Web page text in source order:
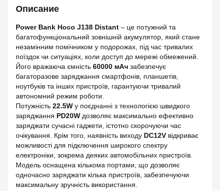
Описание
Power Bank Hoco J138 Distant – це потужний та
багатофункціональний зовнішній акумулятор, який стане
незамінним помічником у подорожах, під час тривалих
поїздок чи ситуаціях, коли доступ до мережі обмежений.
Його вражаюча ємність 60000 мАч забезпечує
багаторазове заряджання смартфонів, планшетів,
ноутбуків та інших пристроїв, гарантуючи тривалий
автономний режим роботи.
Потужність 22.5W у поєднанні з технологією швидкого
заряджання PD20W дозволяє максимально ефективно
заряджати сучасні гаджети, істотно скорочуючи час
очікування. Крім того, наявність виходу DC12V відкриває
можливості для підключення широкого спектру
електроніки, зокрема деяких автомобільних пристроїв.
Модель оснащена кількома портами, що дозволяє
одночасно заряджати кілька пристроїв, забезпечуючи
максимальну зручність використання.